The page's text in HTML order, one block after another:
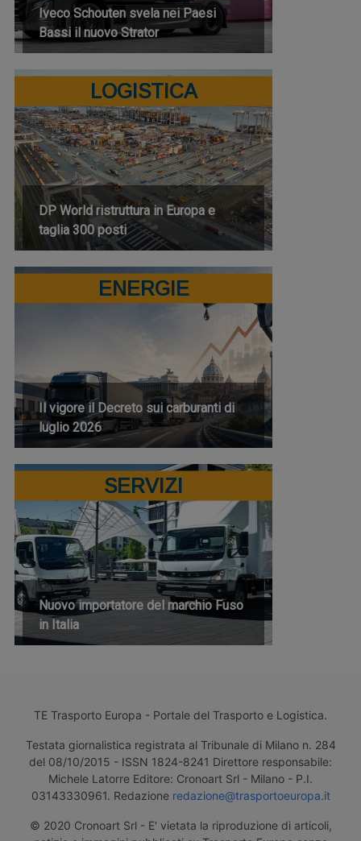
Iveco Schouten svela nei Paesi
Bassi il nuovo Strator
LOGISTICA
DP World ristruttura in Europa e
taglia 300 posti
ENERGIE
Il vigore il Decreto sui carburanti di
luglio 2026
SERVIZI
Nuovo importatore del marchio Fuso
in Italia
TE Trasporto Europa - Portale del Trasporto e Logistica.
Testata giornalistica registrata al Tribunale di Milano n. 284
del 08/10/2015 - ISSN 1824-8241 Direttore responsabile:
Michele Latorre Editore: Cronoart Srl - Milano - P.I.
03143330961. Redazione redazione@trasportoeuropa.it
© 2020 Cronoart Srl - E' vietata la riproduzione di articoli,